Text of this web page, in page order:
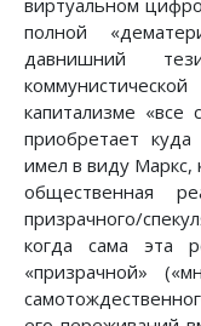
виртуальном
полной
давнишний
капитализме «все
приобретает
имел в виду Маркс,
общественная
призрачного/
когда сама эта
«призрачной»